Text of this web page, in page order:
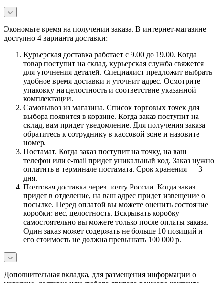
Экономьте время на получении заказа. В интернет-магазине
доступно 4 варианта доставки:
Курьерская доставка работает с 9.00 до 19.00. Когда
товар поступит на склад, курьерская служба свяжется
для уточнения деталей. Специалист предложит выбрать
удобное время доставки и уточнит адрес. Осмотрите
упаковку на целостность и соответствие указанной
комплектации.
Самовывоз из магазина. Список торговых точек для
выбора появится в корзине. Когда заказ поступит на
склад, вам придет уведомление. Для получения заказа
обратитесь к сотруднику в кассовой зоне и назовите
номер.
Постамат. Когда заказ поступит на точку, на ваш
телефон или e-mail придет уникальный код. Заказ нужно
оплатить в терминале постамата. Срок хранения — 3
дня.
Почтовая доставка через почту России. Когда заказ
придет в отделение, на ваш адрес придет извещение о
посылке. Перед оплатой вы можете оценить состояние
коробки: вес, целостность. Вскрывать коробку
самостоятельно вы можете только после оплаты заказа.
Один заказ может содержать не больше 10 позиций и
его стоимость не должна превышать 100 000 р.
Дополнительная вкладка, для размещения информации о